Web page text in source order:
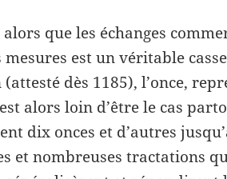
que les échanges
est un véritable
dès 1185), l’once,
alors loin d’être le cas
dix onces et d’autres
et nombreuses tractations